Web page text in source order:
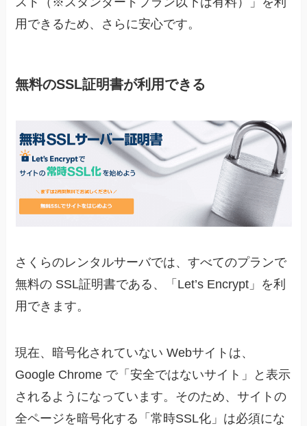
用できるため、さらに安心です。
無料のSSL証明書が利用できる
さくらのレンタルサーバでは、すべてのプランで
無料の SSL証明書である、「Let’s Encrypt」を利
用できます。
現在、暗号化されていない Webサイトは、
Google Chrome で「安全ではないサイト」と表示
されるようになっています。そのため、サイトの
全ページを暗号化する「常時SSL化」は必須にな